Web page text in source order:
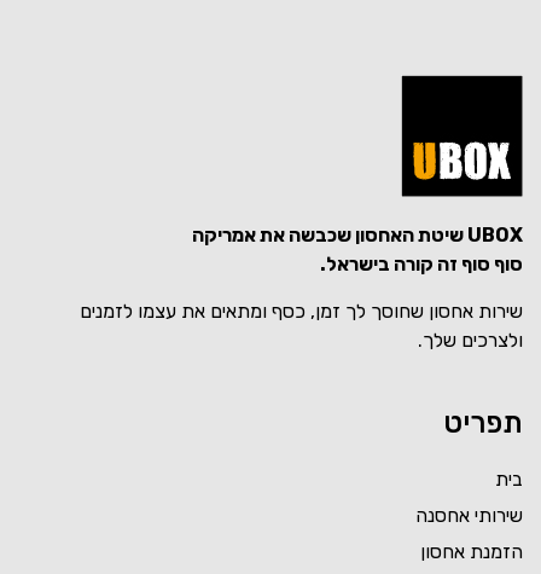
UBOX שיטת האחסון שכבשה את אמריקה
סוף סוף זה קורה בישראל.
שירות אחסון שחוסך לך זמן, כסף ומתאים את עצמו לזמנים
ולצרכים שלך.
תפריט
בית
שירותי אחסנה
הזמנת אחסון